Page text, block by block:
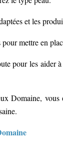
et les
mettre en
pour les aider
Domaine,